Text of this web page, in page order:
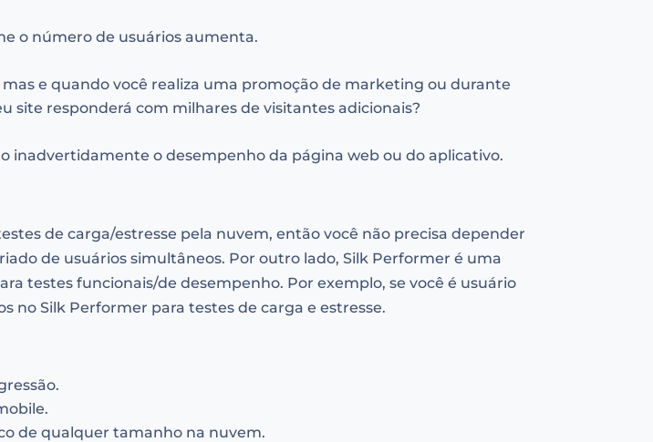
o número de usuários aumenta.
e quando você realiza uma promoção de marketing ou durante
site responderá com milhares de visitantes adicionais?
inadvertidamente o desempenho da página web ou do aplicativo.
de carga/estresse pela nuvem, então você não precisa depender
de usuários simultâneos. Por outro lado, Silk Performer é uma
testes funcionais/de desempenho. Por exemplo, se você é usuário
no Silk Performer para testes de carga e estresse.
de qualquer tamanho na nuvem.